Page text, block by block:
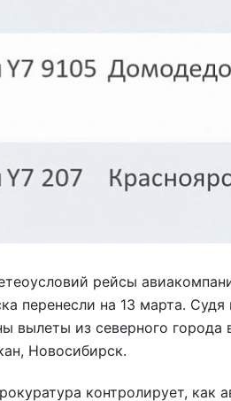
рейсы
перенесли на 13 марта.
вылеты из северного города
Новосибирск.
контролирует, как